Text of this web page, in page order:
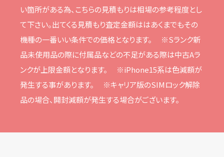
い箇所がある為、こちらの⾒積もりは相場の参考程度とし
て下さい。出てくる⾒積もり査定⾦額ははあくまでもその
機種の⼀番いい条件での価格となります。
※Sランク新
品未使⽤品の際に付属品などの不⾜がある際は中古Aラ
ンクが上限⾦額となります。
※iPhone15系は⾊減額が
発⽣する事があります。
※キャリア版のSIMロック解除
品の場合、開封減額が発⽣する場合がございます。